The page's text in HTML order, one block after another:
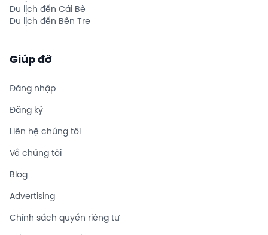
Du lịch đến Cái Bè
Du lịch đến Bến Tre
Giúp đỡ
Đăng nhập
Đăng ký
Liên hệ chúng tôi
Về chúng tôi
Blog
Advertising
Chính sách quyền riêng tư